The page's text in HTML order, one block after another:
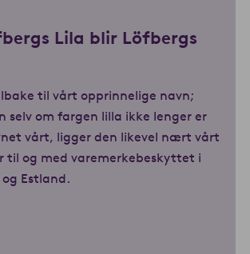
Lila blir Löfbergs
til vårt opprinnelige navn;
selv om fargen lilla ikke lenger er
vårt, ligger den likevel nært vårt
til og med varemerkebeskyttet i
Estland.